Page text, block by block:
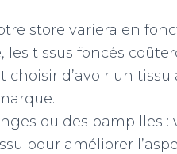
store variera en
les tissus foncés
choisir d’avoir un
ou des pampilles
pour améliorer